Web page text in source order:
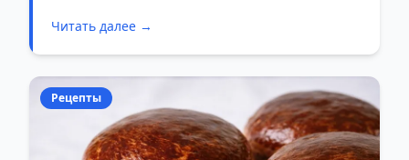
Читать далее →
Рецепты